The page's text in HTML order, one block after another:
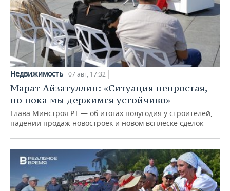
Недвижимость 07 авг, 17:32
Марат Айзатуллин: «Ситуация непростая,
но пока мы держимся устойчиво»
Глава Минстроя РТ — об итогах полугодия у строителей,
падении продаж новостроек и новом всплеске сделок